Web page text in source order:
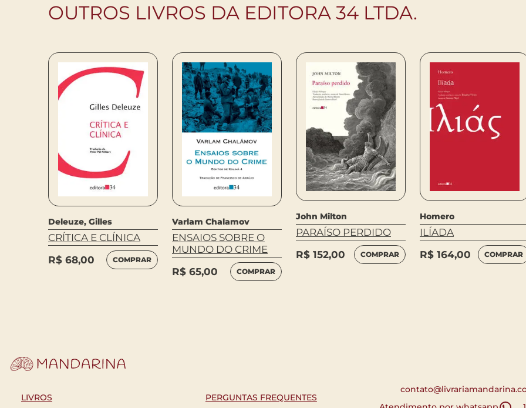
OUTROS LIVROS DA EDITORA 34 LTDA.
Deleuze, Gilles
CRÍTICA E CLÍNICA
R$ 68,00 COMPRAR
Varlam Chalamov
ENSAIOS SOBRE O
MUNDO DO CRIME
R$ 65,00 COMPRAR
John Milton
PARAÍSO PERDIDO
R$ 152,00 COMPRAR
Homero
ILÍADA
R$ 164,00 COMPRAR
LIVROS PERGUNTAS FREQUENTES